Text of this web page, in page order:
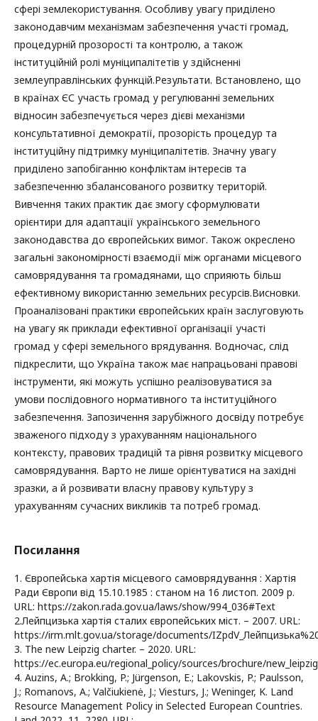
сфері землекористування. Особливу увагу приділено
законодавчим механізмам забезпечення участі громад,
процедурній прозорості та контролю, а також
інституційній ролі муніципалітетів у здійсненні
землеуправлінських функцій.Результати. Встановлено, що
в країнах ЄС участь громад у регулюванні земельних
відносин забезпечується через дієві механізми
консультативної демократії, прозорість процедур та
інституційну підтримку муніципалітетів. Значну увагу
приділено запобіганню конфліктам інтересів та
забезпеченню збалансованого розвитку територій.
Вивчення таких практик дає змогу сформулювати
орієнтири для адаптації українського земельного
законодавства до європейських вимог. Також окреслено
загальні закономірності взаємодії між органами місцевого
самоврядування та громадянами, що сприяють більш
ефективному використанню земельних ресурсів.Висновки.
Проаналізовані практики європейських країн заслуговують
на увагу як приклади ефективної організації участі
громад у сфері земельного врядування. Водночас, слід
підкреслити, що Україна також має напрацьовані правові
інструменти, які можуть успішно реалізовуватися за
умови послідовного нормативного та інституційного
забезпечення. Запозичення зарубіжного досвіду потребує
зваженого підходу з урахуванням національного
контексту, правових традицій та рівня розвитку місцевого
самоврядування. Варто не лише орієнтуватися на західні
зразки, а й розвивати власну правову культуру з
урахуванням сучасних викликів та потреб громад.
Посилання
1. Європейська хартія місцевого самоврядування : Хартія
Ради Європи від 15.10.1985 : станом на 16 листоп. 2009 р.
URL: https://zakon.rada.gov.ua/laws/show/994_036#Text
2.Лейпцизька хартія сталих європейських міст. – 2007. URL:
https://irm.mlt.gov.ua/storage/documents/
3. The new Leipzig charter. – 2020. URL:
https://ec.europa.eu/regional_policy/sources/brochure/
4. Auzins, A.; Brokking, P.; Jürgenson, E.; Lakovskis, P.; Paulsson,
J.; Romanovs, A.; Valčiukienė, J.; Viesturs, J.; Weninger, K. Land
Resource Management Policy in Selected European Countries.